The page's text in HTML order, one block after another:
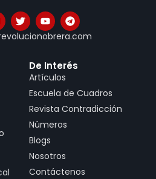
De Interés
Artículos
Escuela de Cuadros
Revista Contradicción
Números
Blogs
Nosotros
Contáctenos